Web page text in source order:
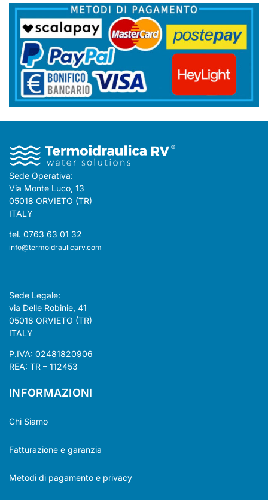
Sede Operativa:
Via Monte Luco, 13
05018 ORVIETO (TR)
ITALY
tel. 0763 63 01 32
info@termoidraulicarv.com
Sede Legale:
via Delle Robinie, 41
05018 ORVIETO (TR)
ITALY
P.IVA: 02481820906
REA: TR – 112453
INFORMAZIONI
Chi Siamo
Fatturazione e garanzia
Metodi di pagamento e privacy